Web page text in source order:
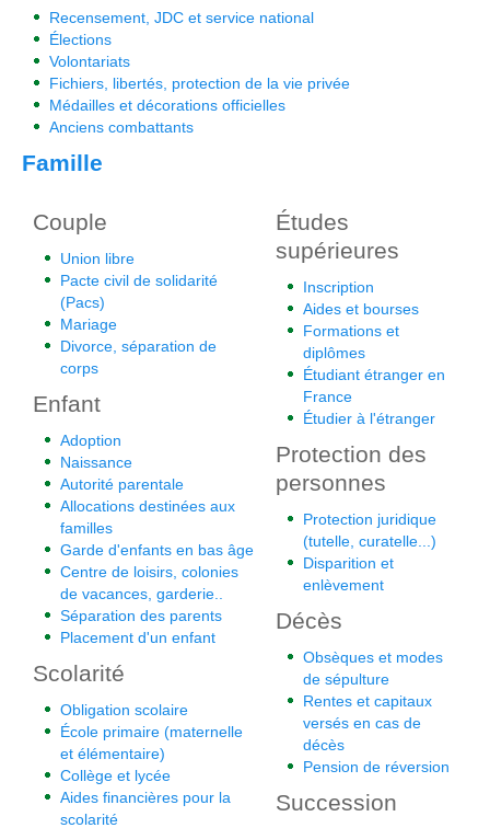
Recensement, JDC et service national
Élections
Volontariats
Fichiers, libertés, protection de la vie privée
Médailles et décorations officielles
Anciens combattants
Famille
Couple
Union libre
Pacte civil de solidarité
(Pacs)
Mariage
Divorce, séparation de
corps
Enfant
Adoption
Naissance
Autorité parentale
Allocations destinées aux
familles
Garde d'enfants en bas âge
Centre de loisirs, colonies
de vacances, garderie..
Séparation des parents
Placement d'un enfant
Scolarité
Obligation scolaire
École primaire (maternelle
et élémentaire)
Collège et lycée
Aides financières pour la
scolarité
Études
supérieures
Inscription
Aides et bourses
Formations et
diplômes
Étudiant étranger en
France
Étudier à l'étranger
Protection des
personnes
Protection juridique
(tutelle, curatelle...)
Disparition et
enlèvement
Décès
Obsèques et modes
de sépulture
Rentes et capitaux
versés en cas de
décès
Pension de réversion
Succession